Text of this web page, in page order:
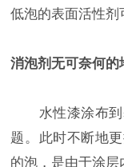
低泡的表面活性剂
消泡剂无可奈何的
水性漆涂布到
题。此时不断地
的泡，是由于涂层